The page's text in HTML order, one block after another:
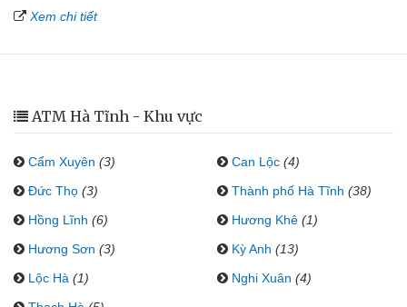
Xem chi tiết
ATM Hà Tĩnh - Khu vực
Cẩm Xuyên (3) Can Lộc (4)
Đức Thọ (3) Thành phố Hà Tĩnh (38)
Hồng Lĩnh (6) Hương Khê (1)
Hương Sơn (3) Kỳ Anh (13)
Lộc Hà (1) Nghi Xuân (4)